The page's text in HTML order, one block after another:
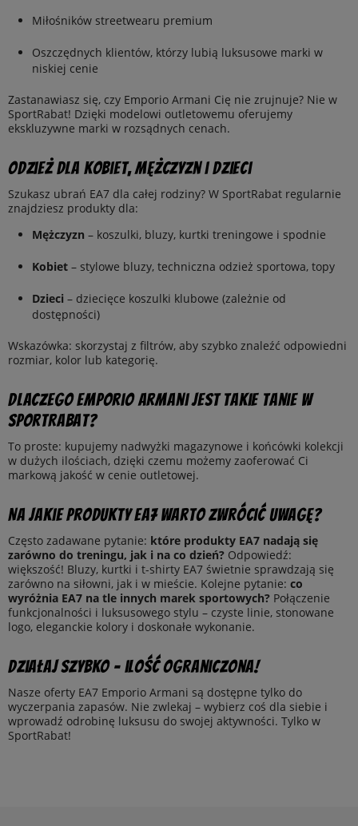
Miłośników streetwearu premium
Oszczędnych klientów, którzy lubią luksusowe marki w
niskiej cenie
Zastanawiasz się, czy Emporio Armani Cię nie zrujnuje? Nie w
SportRabat! Dzięki modelowi outletowemu oferujemy
ekskluzywne marki w rozsądnych cenach.
Odzież dla kobiet, mężczyzn i dzieci
Szukasz ubrań EA7 dla całej rodziny? W SportRabat regularnie
znajdziesz produkty dla:
Mężczyzn – koszulki, bluzy, kurtki treningowe i spodnie
Kobiet – stylowe bluzy, techniczna odzież sportowa, topy
Dzieci – dziecięce koszulki klubowe (zależnie od
dostępności)
Wskazówka: skorzystaj z filtrów, aby szybko znaleźć odpowiedni
rozmiar, kolor lub kategorię.
Dlaczego Emporio Armani jest takie tanie w
SportRabat?
To proste: kupujemy nadwyżki magazynowe i końcówki kolekcji
w dużych ilościach, dzięki czemu możemy zaoferować Ci
markową jakość w cenie outletowej.
Na jakie produkty EA7 warto zwrócić uwagę?
Często zadawane pytanie: które produkty EA7 nadają się
zarówno do treningu, jak i na co dzień? Odpowiedź:
większość! Bluzy, kurtki i t-shirty EA7 świetnie sprawdzają się
zarówno na siłowni, jak i w mieście. Kolejne pytanie: co
wyróżnia EA7 na tle innych marek sportowych? Połączenie
funkcjonalności i luksusowego stylu – czyste linie, stonowane
logo, eleganckie kolory i doskonałe wykonanie.
Działaj szybko – ilość ograniczona!
Nasze oferty EA7 Emporio Armani są dostępne tylko do
wyczerpania zapasów. Nie zwlekaj – wybierz coś dla siebie i
wprowadź odrobinę luksusu do swojej aktywności. Tylko w
SportRabat!